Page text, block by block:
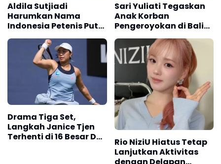
Aldila Sutjiadi
Harumkan Nama
Indonesia Petenis Putri
Tanah Air Cetak
Sejarah
Sari Yuliati Tegaskan
Anak Korban
Pengeroyokan di Bali
Berhak Raih Masa
Depan yang Lebih Baik
Drama Tiga Set,
Langkah Janice Tjen
Terhenti di 16 Besar DC
Rio NiziU Hiatus Tetap
Lanjutkan Aktivitas
dengan Delapan